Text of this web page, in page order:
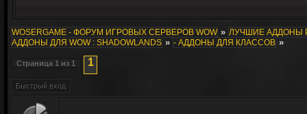
WOSERGAME - ФОРУМ ИГРОВЫХ СЕРВЕРОВ WOW » ЛУЧШИЕ АДДОНЫ
АДДОНЫ ДЛЯ WOW : SHADOWLANDS » - АДДОНЫ ДЛЯ КЛАССОВ »
Страница 1 из 1 1